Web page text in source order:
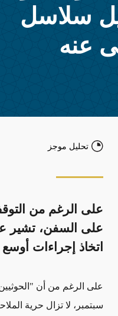
سلاسل
عنه
تحليل موجز
على الرغم من
على السفن، تشير
اتخاذ إجراءات
على الرغم من أن
سبتمبر، لا تزال حرية